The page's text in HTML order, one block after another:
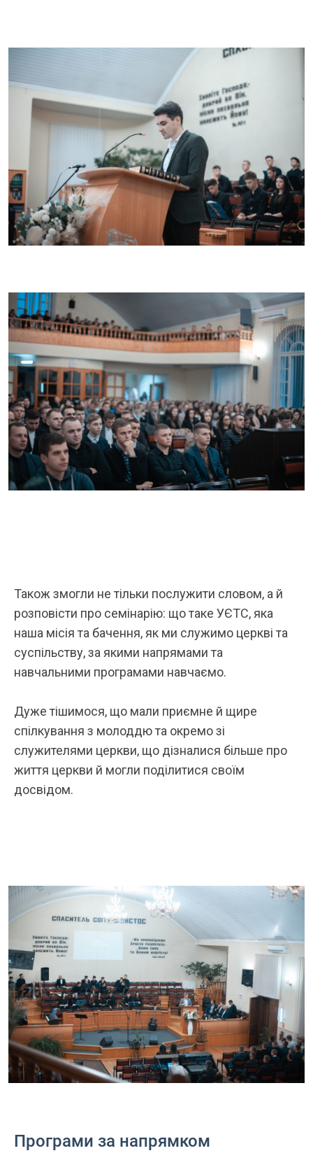
Також змогли не тільки послужити словом, а й
розповісти про семінарію: що таке УЄТС, яка
наша місія та бачення, як ми служимо церкві та
суспільству, за якими напрямами та
навчальними програмами навчаємо.
Дуже тішимося, що мали приємне й щире
спілкування з молоддю та окремо зі
служителями церкви, що дізналися більше про
життя церкви й могли поділитися своїм
досвідом.
Програми за напрямком